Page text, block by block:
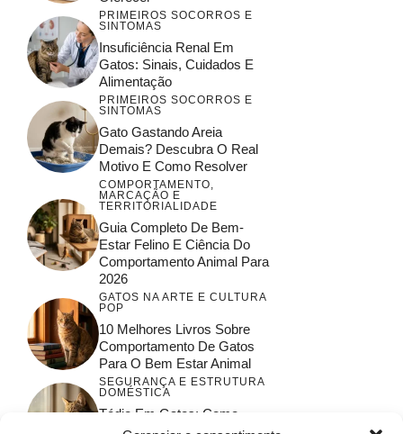
PRIMEIROS SOCORROS E
SINTOMAS
Insuficiência Renal Em
Gatos: Sinais, Cuidados E
Alimentação
PRIMEIROS SOCORROS E
SINTOMAS
Gato Gastando Areia
Demais? Descubra O Real
Motivo E Como Resolver
COMPORTAMENTO,
MARCAÇÃO E
TERRITORIALIDADE
Guia Completo De Bem-
Estar Felino E Ciência Do
Comportamento Animal Para
2026
GATOS NA ARTE E CULTURA
POP
10 Melhores Livros Sobre
Comportamento De Gatos
Para O Bem Estar Animal
SEGURANÇA E ESTRUTURA
DOMÉSTICA
Tédio Em Gatos: Como
Garantir O Bem-Estar E A